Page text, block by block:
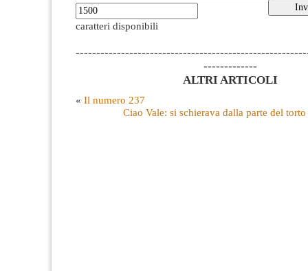
caratteri disponibili
-------------
ALTRI ARTICOLI
« Il numero 237
Ciao Vale: si schierava dalla parte del